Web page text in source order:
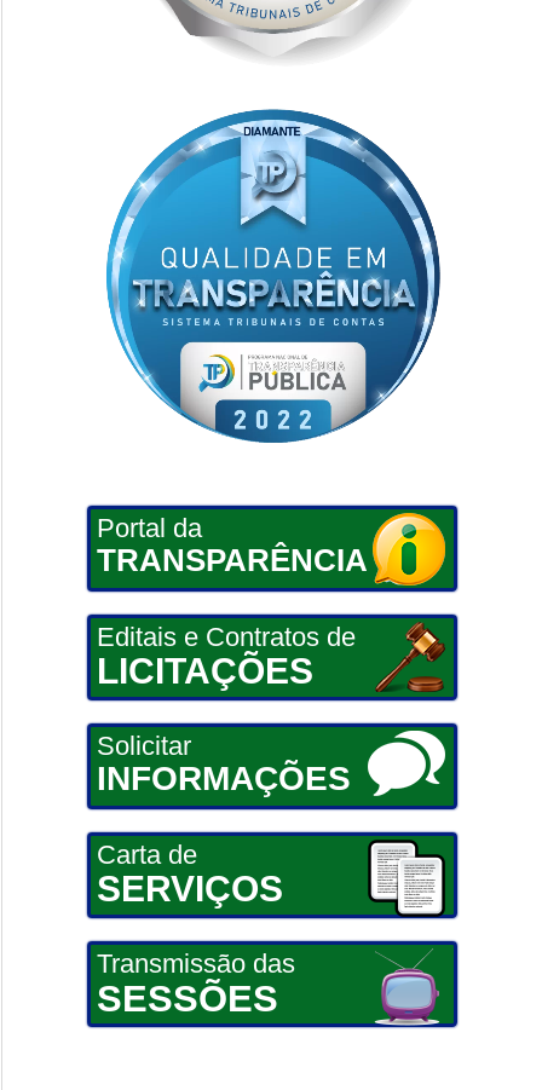
Portal da
TRANSPARÊNCIA
Editais e Contratos de
LICITAÇÕES
Solicitar
INFORMAÇÕES
Carta de
SERVIÇOS
Transmissão das
SESSÕES